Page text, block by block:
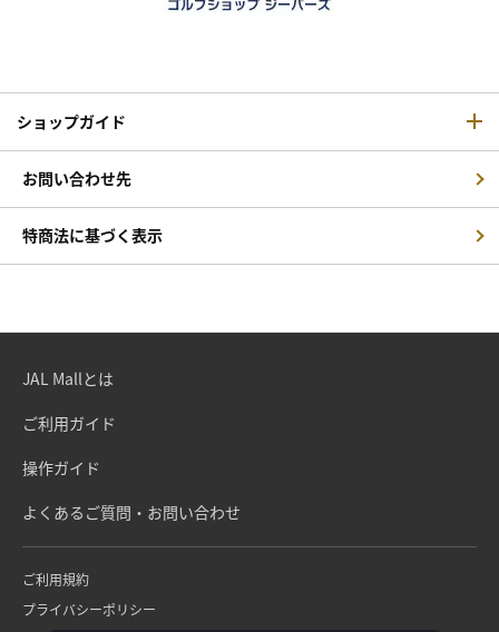
ショップガイド
お問い合わせ先
特商法に基づく表示
JAL Mallとは
ご利用ガイド
操作ガイド
よくあるご質問・お問い合わせ
ご利用規約
プライバシーポリシー